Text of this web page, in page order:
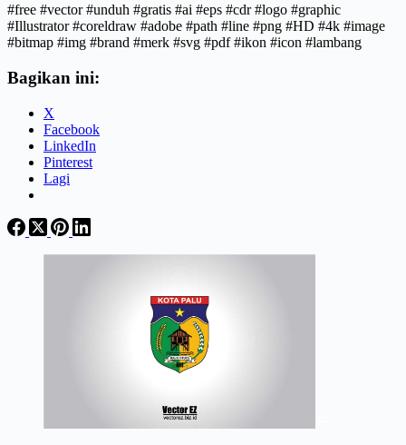
#free #vector #unduh #gratis #ai #eps #cdr #logo #graphic
#Illustrator #coreldraw #adobe #path #line #png #HD #4k #image
#bitmap #img #brand #merk #svg #pdf #ikon #icon #lambang
Bagikan ini:
X
Facebook
LinkedIn
Pinterest
Lagi